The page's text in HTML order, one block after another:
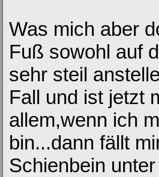
Was mich aber
Fuß sowohl auf
sehr steil
Fall und ist jetzt
allem,wenn ich
bin...dann fällt
Schienbein